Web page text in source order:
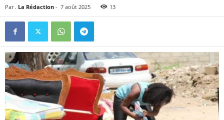
Par . La Rédaction - 7 août 2025 13